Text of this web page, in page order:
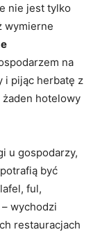
nie jest tylko
wymierne
na
i pijąc herbatę z
hotelowy
u gospodarzy,
być
ful,
wychodzi
restauracjach